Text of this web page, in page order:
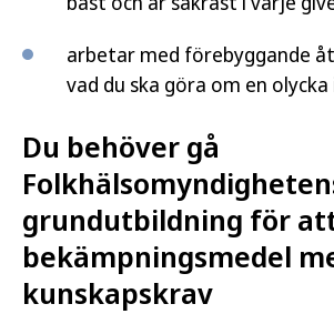
arbetar med förebyggande
vad du ska göra om en
Du behöver gå
grundutbildning för
bekämpningsmedel
kunskapskrav